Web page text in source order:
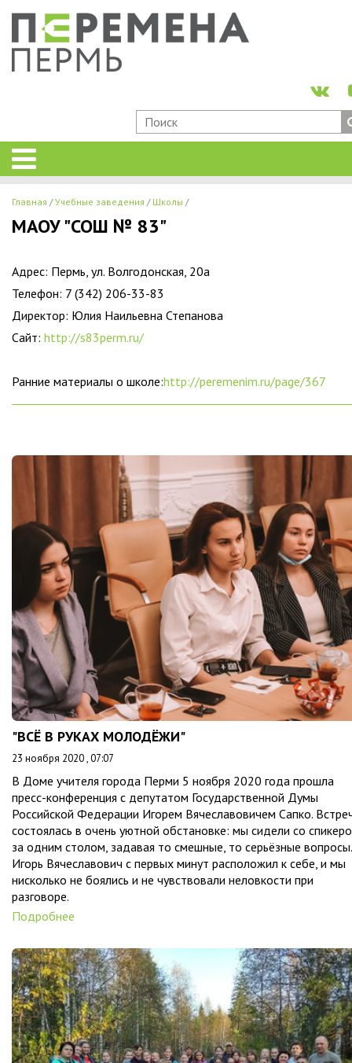
Главная Учебные заведения Школы
МАОУ "СОШ № 83"
Адрес: Пермь, ул. Волгодонская, 20а
Телефон: 7 (342) 206-33-83
Директор: Юлия Наильевна Степанова
Сайт: http://s83perm.ru/
Ранние материалы о школе:http://peremenim.ru/page/367
"ВСЁ В РУКАХ МОЛОДЁЖИ"
23 ноября 2020 , 07:07
В Доме учителя города Перми 5 ноября 2020 года прошла
пресс-конференция с депутатом Государственной Думы
Российской Федерации Игорем Вячеславовичем Сапко.
состоялась в очень уютной обстановке: мы сидели со
за одним столом, задавая то смешные, то серьёзные вопросы.
Игорь Вячеславович с первых минут расположил к себе, и мы
нисколько не боялись и не чувствовали неловкости при
разговоре.
Подробнее